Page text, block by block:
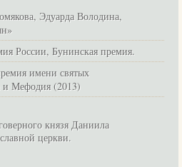
Эдуарда Володина,
России, Бунинская премия.
имени святых
и Мефодия (2013)
князя Даниила
церкви.